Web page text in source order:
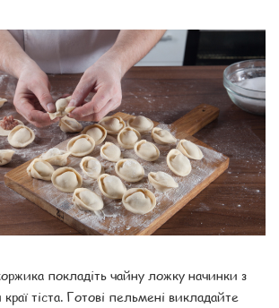
покладіть чайну ложку начинки з
краї тіста. Готові пельмені викладайте